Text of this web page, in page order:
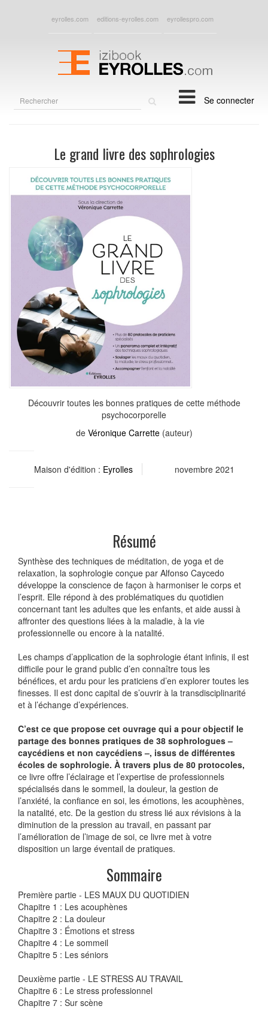
eyrolles.com editions-eyrolles.com eyrollespro.com
Se connecter
Le grand livre des sophrologies
Découvrir toutes les bonnes pratiques de cette méthode
psychocorporelle
de Véronique Carrette(auteur)
Maison d'édition : Eyrolles novembre 2021
Résumé
Synthèse des techniques de méditation, de yoga et de
relaxation, la sophrologie conçue par Alfonso Caycedo
développe la conscience de façon à harmoniser le corps et
l’esprit. Elle répond à des problématiques du quotidien
concernant tant les adultes que les enfants, et aide aussi à
affronter des questions liées à la maladie, à la vie
professionnelle ou encore à la natalité.
Les champs d’application de la sophrologie étant infinis, il est
difficile pour le grand public d’en connaître tous les
bénéfices, et ardu pour les praticiens d’en explorer toutes les
finesses. Il est donc capital de s’ouvrir à la transdisciplinarité
et à l’échange d’expériences.
C’est ce que propose cet ouvrage qui a pour objectif le
partage des bonnes pratiques de 38 sophrologues –
caycédiens et non caycédiens –, issus de différentes
écoles de sophrologie. À travers plus de 80 protocoles,
ce livre offre l’éclairage et l’expertise de professionnels
spécialisés dans le sommeil, la douleur, la gestion de
l’anxiété, la confiance en soi, les émotions, les acouphènes,
la natalité, etc. De la gestion du stress lié aux révisions à la
diminution de la pression au travail, en passant par
l’amélioration de l’image de soi, ce livre met à votre
disposition un large éventail de pratiques.
Sommaire
Première partie - LES MAUX DU QUOTIDIEN
Chapitre 1 : Les acouphènes
Chapitre 2 : La douleur
Chapitre 3 : Émotions et stress
Chapitre 4 : Le sommeil
Chapitre 5 : Les séniors
Deuxième partie - LE STRESS AU TRAVAIL
Chapitre 6 : Le stress professionnel
Chapitre 7 : Sur scène